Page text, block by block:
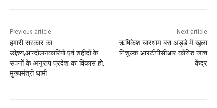
Previous article
हमारी सरकार का
उद्देश्य,आन्दोलनकारियों एवं शहीदों के
सपनों के अनुरूप प्रदेश का विकास हो:
मुख्यमंत्री धामी
Next article
ऋषिकेश चारधाम बस अड्डे में खुला
निशुल्क आरटीपीसीआर कोविड जांच
केंद्र